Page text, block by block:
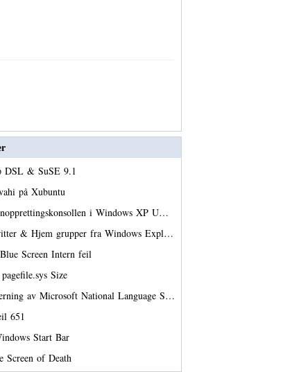
DSL & SuSE 9.1
på Xubuntu
i Windows XP U…
& Hjem grupper fra Windows Expl…
Screen Intern feil
Size
av Microsoft National Language S…
651
Start Bar
Screen of Death